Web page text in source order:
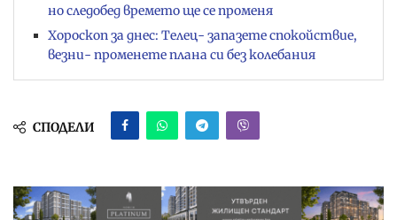
но следобед времето ще се променя
Хороскоп за днес: Телец- запазете спокойствие,
везни- променете плана си без колебания
СПОДЕЛИ